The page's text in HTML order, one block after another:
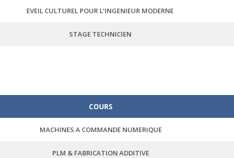
EVEIL CULTUREL POUR L’INGENIEUR MODERNE
STAGE TECHNICIEN
COURS
MACHINES A COMMANDE NUMERIQUE
PLM & FABRICATION ADDITIVE